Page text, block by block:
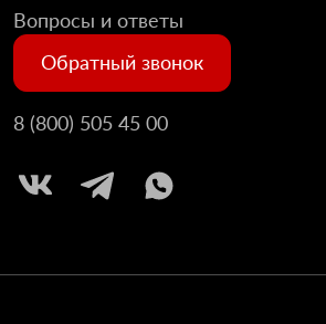
Вопросы и ответы
Обратный звонок
8 (800) 505 45 00